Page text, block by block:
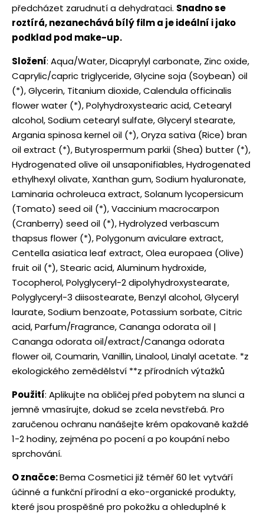
předcházet zarudnutí a dehydrataci. Snadno se
roztírá, nezanechává bílý film a je ideální i jako
podklad pod make-up.
Složení: Aqua/Water, Dicaprylyl carbonate, Zinc oxide,
Caprylic/capric triglyceride, Glycine soja (Soybean) oil
(*), Glycerin, Titanium dioxide, Calendula officinalis
flower water (*), Polyhydroxystearic acid, Cetearyl
alcohol, Sodium cetearyl sulfate, Glyceryl stearate,
Argania spinosa kernel oil (*), Oryza sativa (Rice) bran
oil extract (*), Butyrospermum parkii (Shea) butter (*),
Hydrogenated olive oil unsaponifiables, Hydrogenated
ethylhexyl olivate, Xanthan gum, Sodium hyaluronate,
Laminaria ochroleuca extract, Solanum lycopersicum
(Tomato) seed oil (*), Vaccinium macrocarpon
(Cranberry) seed oil (*), Hydrolyzed verbascum
thapsus flower (*), Polygonum aviculare extract,
Centella asiatica leaf extract, Olea europaea (Olive)
fruit oil (*), Stearic acid, Aluminum hydroxide,
Tocopherol, Polyglyceryl-2 dipolyhydroxystearate,
Polyglyceryl-3 diisostearate, Benzyl alcohol, Glyceryl
laurate, Sodium benzoate, Potassium sorbate, Citric
acid, Parfum/Fragrance, Cananga odorata oil |
Cananga odorata oil/extract/Cananga odorata
flower oil, Coumarin, Vanillin, Linalool, Linalyl acetate. *z
ekologického zemědělství **z přírodních výtažků
Použití: Aplikujte na obličej před pobytem na slunci a
jemně vmasírujte, dokud se zcela nevstřebá. Pro
zaručenou ochranu nanášejte krém opakovaně každé
1-2 hodiny, zejména po pocení a po koupání nebo
sprchování.
O značce:Bema Cosmetici již téměř 60 let vytváří
účinné a funkční přírodní a eko-organické produkty,
které jsou prospěšné pro pokožku a ohleduplné k